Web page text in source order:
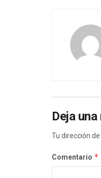
Deja
Tu dirección
Comentario *